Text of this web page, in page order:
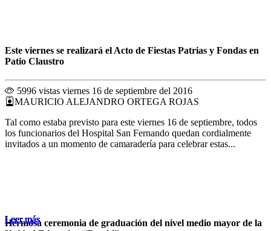
Leer más
Leer más
Leer más
Leer más
Leer más
Leer más
Leer más
Este viernes se realizará el Acto de Fiestas Patrias y Fondas en
Patio Claustro
5996 vistas viernes 16 de septiembre del 2016
MAURICIO ALEJANDRO ORTEGA ROJAS
Tal como estaba previsto para este viernes 16 de septiembre, todos
los funcionarios del Hospital San Fernando quedan cordialmente
invitados a un momento de camaradería para celebrar estas...
Leer más
Hermosa ceremonia de graduación del nivel medio mayor de la
Leer más
Leer más
Leer más
Leer más